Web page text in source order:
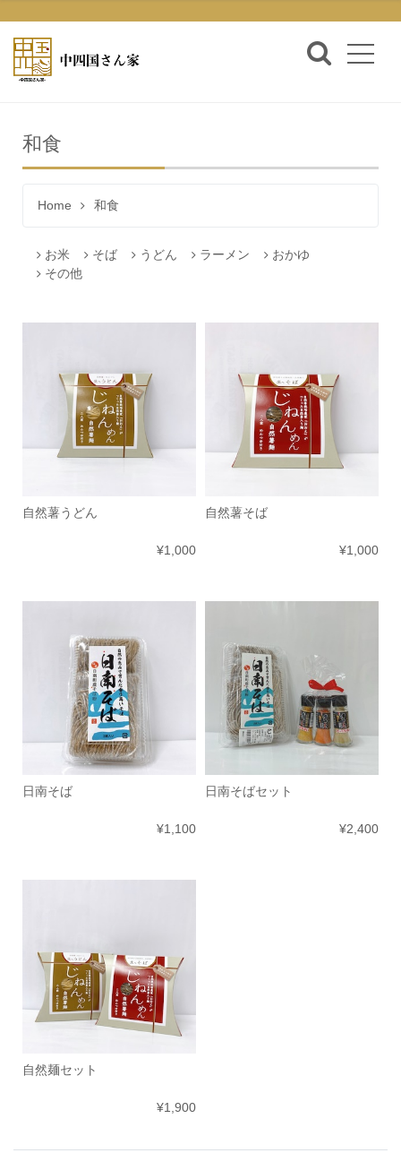
和食
Home 和食
お米 そば うどん ラーメン
おかゆ
その他
自然薯うどん
¥1,000
自然薯そば
¥1,000
日南そば
¥1,100
日南そばセット
¥2,400
自然麺セット
¥1,900